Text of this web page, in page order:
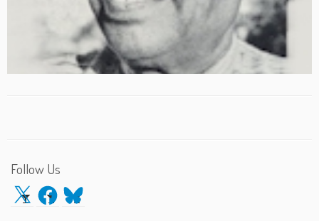
Follow Us
X Facebook
Bluesky